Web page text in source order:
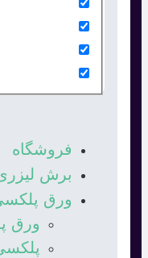
فروشگاه
برش
ورق
ورق